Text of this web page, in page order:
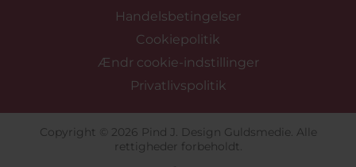
Handelsbetingelser
Cookiepolitik
Ændr cookie-indstillinger
Privatlivspolitik
Copyright © 2026 Pind J. Design Guldsmedie. Alle
rettigheder forbeholdt.